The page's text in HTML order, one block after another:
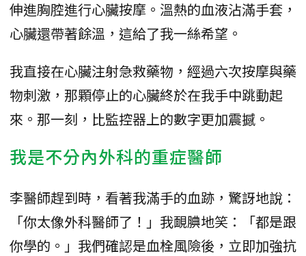
伸進胸腔進行心臟按摩。溫熱的血液沾滿手套，
心臟還帶著餘溫，這給了我一絲希望。
我直接在心臟注射急救藥物，經過六次按摩與藥
物刺激，那顆停止的心臟終於在我手中跳動起
來。那一刻，比監控器上的數字更加震撼。
我是不分內外科的重症醫師
李醫師趕到時，看著我滿手的血跡，驚訝地說：
「你太像外科醫師了！」我靦腆地笑：「都是跟
你學的。」我們確認是血栓風險後，立即加強抗